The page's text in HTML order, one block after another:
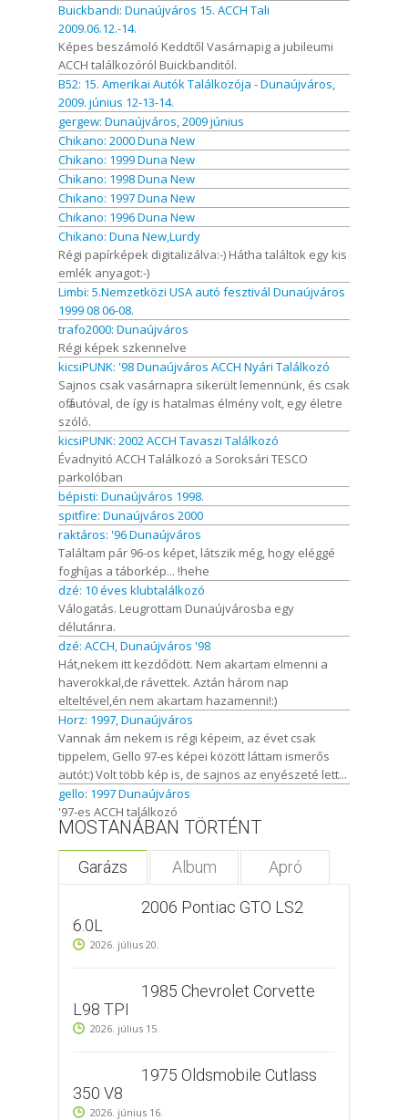
Buickbandi: Dunaújváros 15. ACCH Tali
2009.06.12.-14.
Képes beszámoló Keddtől Vasárnapig a jubileumi
ACCH találkozóról Buickbanditól.
B52: 15. Amerikai Autók Találkozója - Dunaújváros,
2009. június 12-13-14.
gergew: Dunaújváros, 2009 június
Chikano: 2000 Duna New
Chikano: 1999 Duna New
Chikano: 1998 Duna New
Chikano: 1997 Duna New
Chikano: 1996 Duna New
Chikano: Duna New,Lurdy
Régi papírképek digitalizálva:-) Hátha találtok egy kis
emlék anyagot:-)
Limbi: 5.Nemzetközi USA autó fesztivál Dunaújváros
1999 08 06-08.
trafo2000: Dunaújváros
Régi képek szkennelve
kicsiPUNK: '98 Dunaújváros ACCH Nyári Találkozó
Sajnos csak vasárnapra sikerült lemennünk, és csak
off autóval, de így is hatalmas élmény volt, egy életre
szóló.
kicsiPUNK: 2002 ACCH Tavaszi Találkozó
Évadnyitó ACCH Találkozó a Soroksári TESCO
parkolóban
bépisti: Dunaújváros 1998.
spitfire: Dunaújváros 2000
raktáros: '96 Dunaújváros
Találtam pár 96-os képet, látszik még, hogy eléggé
foghíjas a táborkép... !hehe
dzé: 10 éves klubtalálkozó
Válogatás. Leugrottam Dunaújvárosba egy
délutánra.
dzé: ACCH, Dunaújváros '98
Hát,nekem itt kezdődött. Nem akartam elmenni a
haverokkal,de rávettek. Aztán három nap
elteltével,én nem akartam hazamenni!:)
Horz: 1997, Dunaújváros
Vannak ám nekem is régi képeim, az évet csak
tippelem, Gello 97-es képei között láttam ismerős
autót:) Volt több kép is, de sajnos az enyészeté lett...
gello: 1997 Dunaújváros
'97-es ACCH találkozó
MOSTANÁBAN TÖRTÉNT
Garázs Album Apró
2006 Pontiac GTO LS2
6.0L
2026. július 20.
1985 Chevrolet Corvette
L98 TPI
2026. július 15.
1975 Oldsmobile Cutlass
350 V8
2026. június 16.